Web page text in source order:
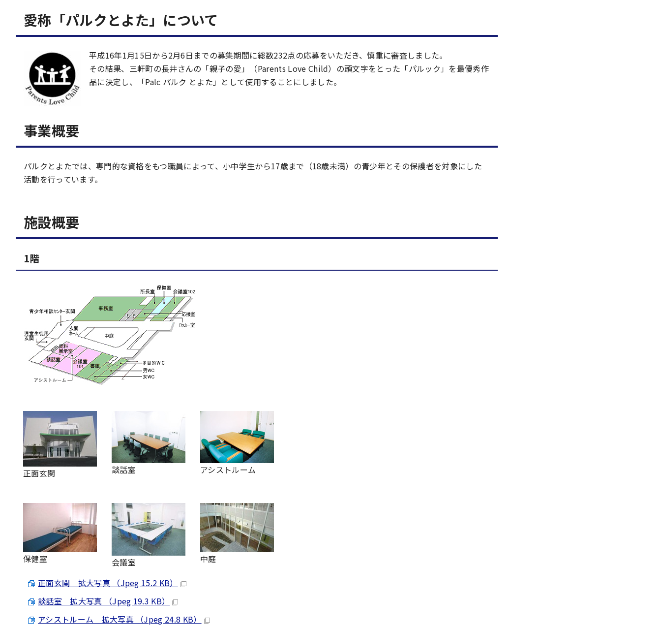
愛称「パルクとよた」について
平成16年1月15日から2月6日までの募集期間に総数232点の応募をいただき、慎重に審査しました。
その結果、三軒町の長井さんの「親子の愛」（Parents Love Child）の頭文字をとった「パルック」を最優秀作
品に決定し、「Palc パルク とよた」として使用することにしました。
事業概要
パルクとよたでは、専門的な資格をもつ職員によって、小中学生から17歳まで（18歳未満）の青少年とその保護者を対象にした
活動を行っています。
施設概要
1階
正面玄関 談話室 アシストルーム
保健室 会議室 中庭
正面玄関 拡大写真 （Jpeg 15.2 KB）
談話室 拡大写真 （Jpeg 19.3 KB）
アシストルーム 拡大写真 （Jpeg 24.8 KB）